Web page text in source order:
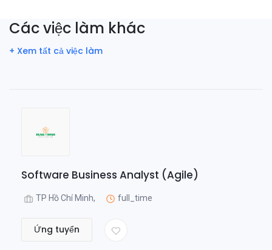
Các việc làm khác
+ Xem tất cả việc làm
Software Business Analyst (Agile)
TP Hồ Chí Minh, full_time
Ứng tuyển